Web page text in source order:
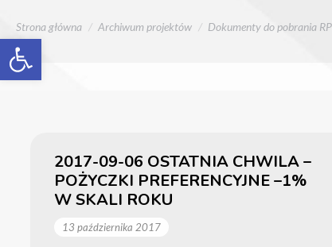
Otwórz pasek narzędzi
Jesteś tutaj:
Strona główna Archiwum projektów Dokumenty do pobrania
2017-09-06 OSTATNIA CHWILA –
POŻYCZKI PREFERENCYJNE –1%
W SKALI ROKU
13 października 2017